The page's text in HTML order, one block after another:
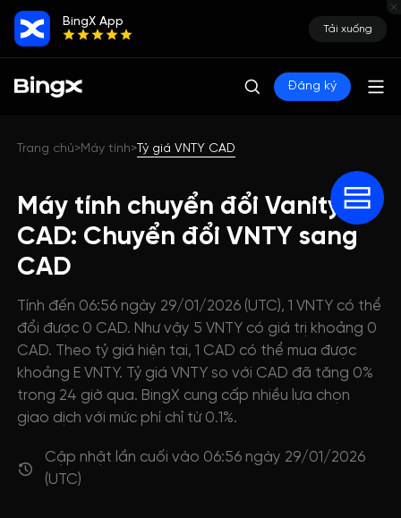
BingX App
Tải xuống
Đăng ký
Trang chủ>Máy tính>Tỷ giá VNTY CAD
Máy tính chuyển đổi Vanity
CAD: Chuyển đổi VNTY sang
CAD
Tính đến 06:56 ngày 29/01/2026 (UTC), 1 VNTY có thể
đổi được 0 CAD. Như vậy 5 VNTY có giá trị khoảng 0
CAD. Theo tỷ giá hiện tại, 1 CAD có thể mua được
khoảng E VNTY. Tỷ giá VNTY so với CAD đã tăng 0%
trong 24 giờ qua. BingX cung cấp nhiều lựa chọn
giao dịch với mức phí chỉ từ 0.1%.
Cập nhật lần cuối vào 06:56 ngày 29/01/2026
(UTC)